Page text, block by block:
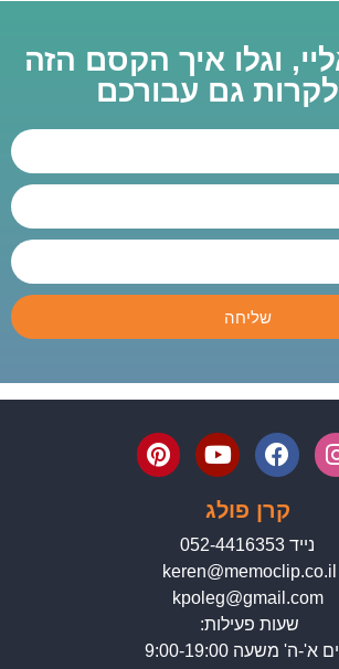
וגלו איך הקסם הזה
לקרות גם עבורכם
שליחה
קרן פולג
נייד 052-4416353
keren@memoclip.co.il
kpoleg@gmail.com
שעות פעילות:
א'-ה' משעה 9:00-19:00